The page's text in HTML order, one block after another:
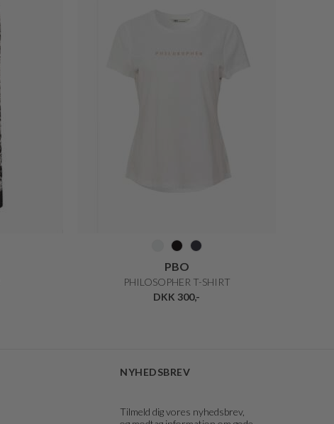
PBO
PHILOSOPHER T-SHIRT
DKK 300,-
NYHEDSBREV
Tilmeld dig vores nyhedsbrev,